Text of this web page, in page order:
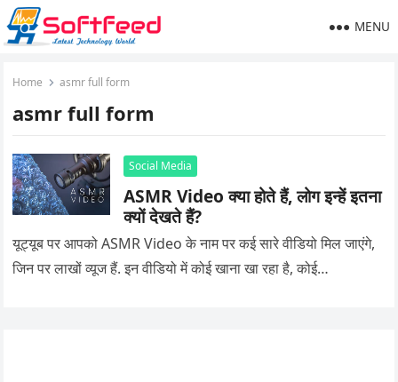
MENU
Home asmr full form
asmr full form
Social Media
ASMR Video क्या होते हैं, लोग इन्हें इतना
क्यों देखते हैं?
यूट्यूब पर आपको ASMR Video के नाम पर कई सारे वीडियो मिल जाएंगे,
जिन पर लाखों व्यूज हैं. इन वीडियो में कोई खाना खा रहा है, कोई…